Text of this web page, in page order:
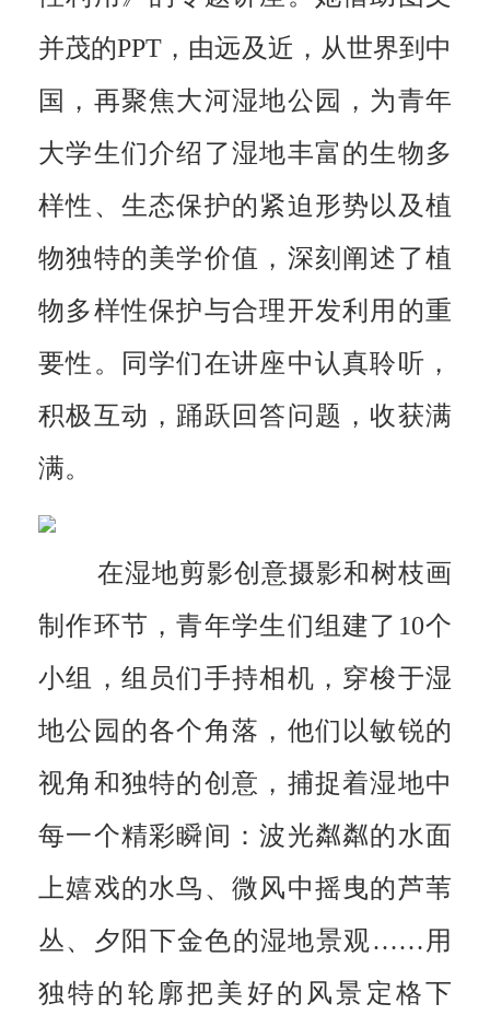
并茂的PPT，由远及近，从世界到中
国，再聚焦大河湿地公园，为青年
大学生们介绍了湿地丰富的生物多
样性、生态保护的紧迫形势以及植
物独特的美学价值，深刻阐述了植
物多样性保护与合理开发利用的重
要性。同学们在讲座中认真聆听，
积极互动，踊跃回答问题，收获满
满。
在湿地剪影创意摄影和树枝画
制作环节，青年学生们组建了10个
小组，组员们手持相机，穿梭于湿
地公园的各个角落，他们以敏锐的
视角和独特的创意，捕捉着湿地中
每一个精彩瞬间：波光粼粼的水面
上嬉戏的水鸟、微风中摇曳的芦苇
丛、夕阳下金色的湿地景观……用
独特的轮廓把美好的风景定格下